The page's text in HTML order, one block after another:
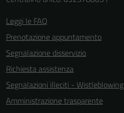
Leggi le FAQ
Prenotazione appuntamento
Segnalazione disservizio
Richiesta assistenza
Segnalazioni illeciti - Wistleblowing
Amministrazione trasparente